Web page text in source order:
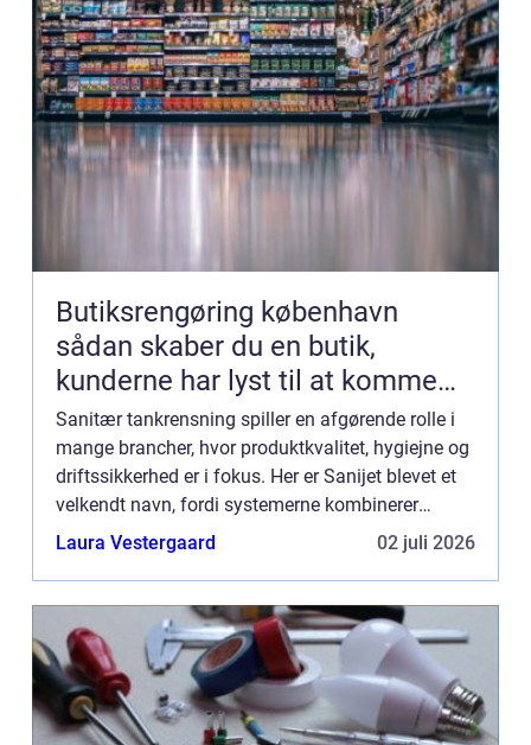
Butiksrengøring københavn
sådan skaber du en butik,
kunderne har lyst til at komme
tilbage til
Sanitær tankrensning spiller en afgørende rolle i
mange brancher, hvor produktkvalitet, hygiejne og
driftssikkerhed er i fokus. Her er Sanijet blevet et
velkendt navn, fordi systemerne kombinerer
kraftig rengøring med høj p...
Laura Vestergaard 02 juli 2026